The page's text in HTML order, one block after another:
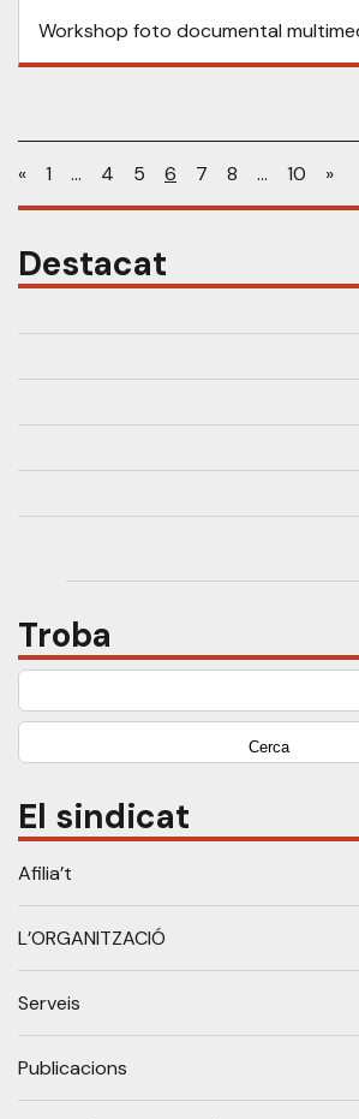
Workshop foto documental
« 1 … 4 5 6 7 8 … 10 »
Destacat
Troba
Cerca:
El sindicat
Afilia’t
L’ORGANITZACIÓ
Serveis
Publicacions